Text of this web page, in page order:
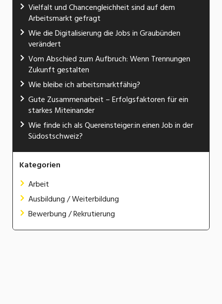
Vielfalt und Chancengleichheit sind auf dem
Arbeitsmarkt gefragt
Wie die Digitalisierung die Jobs in Graubünden
verändert
Vom Abschied zum Aufbruch: Wenn Trennungen
Zukunft gestalten
Wie bleibe ich arbeitsmarktfähig?
Gute Zusammenarbeit – Erfolgsfaktoren für ein
starkes Miteinander
Wie finde ich als Quereinsteiger:in einen Job in der
Südostschweiz?
Kategorien
Arbeit
Ausbildung / Weiterbildung
Bewerbung / Rekrutierung